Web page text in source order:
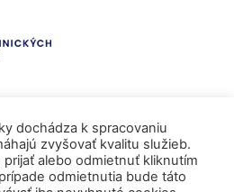
dochádza k spracovaniu
zvyšovať kvalitu služieb.
alebo odmietnuť kliknutím
odmietnutia bude táto